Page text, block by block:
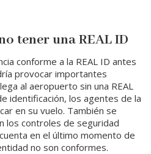
tener una REAL ID
conforme a la REAL ID antes
provocar importantes
al aeropuerto sin una REAL
identificación, los agentes de la
en su vuelo. También se
los controles de seguridad
en el último momento de
no son conformes.